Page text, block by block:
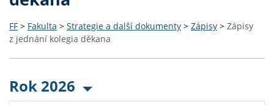
FF > Fakulta > Strategie a další dokumenty > Zápisy > Zápisy
z jednání kolegia děkana
Rok 2026